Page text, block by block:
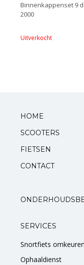
Zadels
Variateurs
Binnenkappenset 9
2000
Uitverkocht
HOME
SCOOTERS
FIETSEN
CONTACT
SERVICES
Snortfiets omkeuren
Ophaaldienst